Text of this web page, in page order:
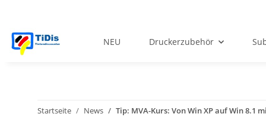
NEU Druckerzubehör
Startseite News Tip: MVA-Kurs: Von Win XP auf Win 8.1